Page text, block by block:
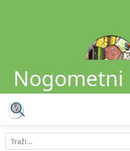
Nogometni